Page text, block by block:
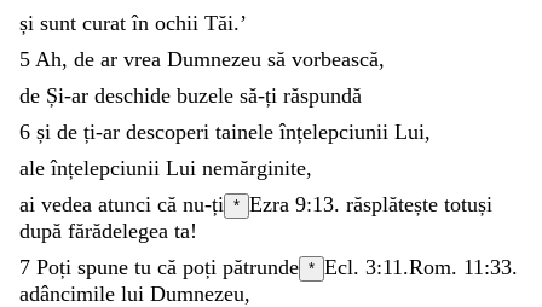
și sunt curatîn ochii Tăi.’
5 Ah, de ar vrea Dumnezeu să vorbească,
de Și-ar deschide buzele să-ți răspundă
6 și de ți-ar descoperi taineleînțelepciunii Lui,
aleînțelepciunii Lui nemărginite,
ai vedea atunci că nu-ți * Ezra 9:13. răsplătește totuși
după fărădelegea ta!
7 Poți spune tu că poți pătrunde * Ecl. 3:11 .Rom. 11:33.
adâncimile lui Dumnezeu,